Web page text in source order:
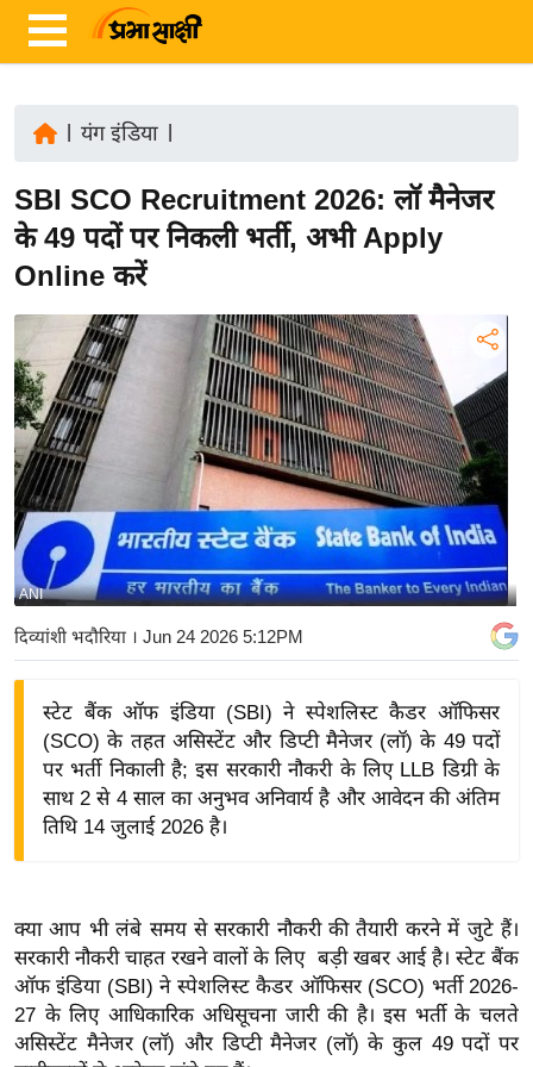
ज़ा
ख
ब
र
ष्ट्री
य
अं
त
र्रा
ष्ट्री
बि
ज़
ने
द्यो
वि
शे
ष
ज्ञ
रा
यंग इंडिया
SBI SCO Recruitment 2026: लॉ मैनेजर
के 49 पदों पर निकली भर्ती, अभी Apply
Online करें
ANI
दिव्यांशी भदौरिया । Jun 24 2026 5:12PM
स्टेट बैंक ऑफ इंडिया (SBI) ने स्पेशलिस्ट कैडर ऑफिसर
(SCO) के तहत असिस्टेंट और डिप्टी मैनेजर (लॉ) के 49 पदों
पर भर्ती निकाली है; इस सरकारी नौकरी के लिए LLB डिग्री के
साथ 2 से 4 साल का अनुभव अनिवार्य है और आवेदन की अंतिम
तिथि 14 जुलाई 2026 है।
क्या आप भी लंबे समय से सरकारी नौकरी की तैयारी करने में जुटे हैं।
सरकारी नौकरी चाहत रखने वालों के लिए बड़ी खबर आई है। स्टेट बैंक
ऑफ इंडिया (SBI) ने स्पेशलिस्ट कैडर ऑफिसर (SCO) भर्ती 2026-
27 के लिए आधिकारिक अधिसूचना जारी की है। इस भर्ती के चलते
असिस्टेंट मैनेजर (लॉ) और डिप्टी मैनेजर (लॉ) के कुल 49 पदों पर